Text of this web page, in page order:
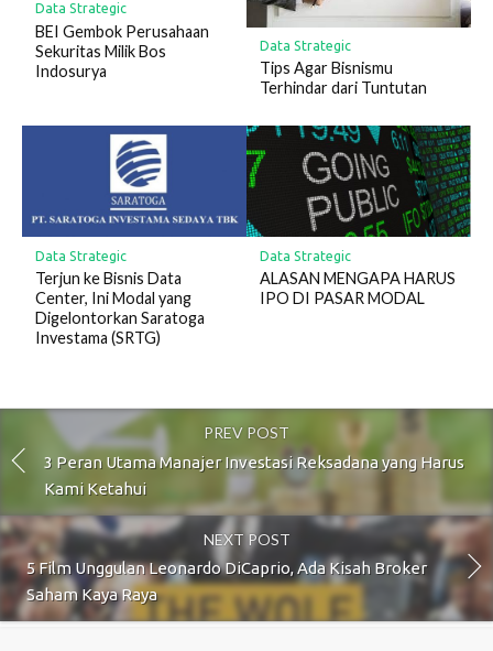
Data Strategic
BEI Gembok Perusahaan
Sekuritas Milik Bos
Indosurya
Data Strategic
Tips Agar Bisnismu
Terhindar dari Tuntutan
Data Strategic
Terjun ke Bisnis Data
Center, Ini Modal yang
Digelontorkan Saratoga
Investama (SRTG)
Data Strategic
ALASAN MENGAPA HARUS
IPO DI PASAR MODAL
PREV POST
3 Peran Utama Manajer Investasi Reksadana yang Harus
Kami Ketahui
NEXT POST
5 Film Unggulan Leonardo DiCaprio, Ada Kisah Broker
Saham Kaya Raya